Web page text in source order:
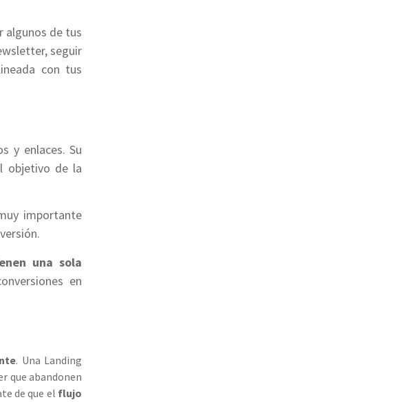
algunos de tus
seguir
con tus
y enlaces. Su
objetivo de la
importante
una sola
en
. Una Landing
que abandonen
de que el flujo